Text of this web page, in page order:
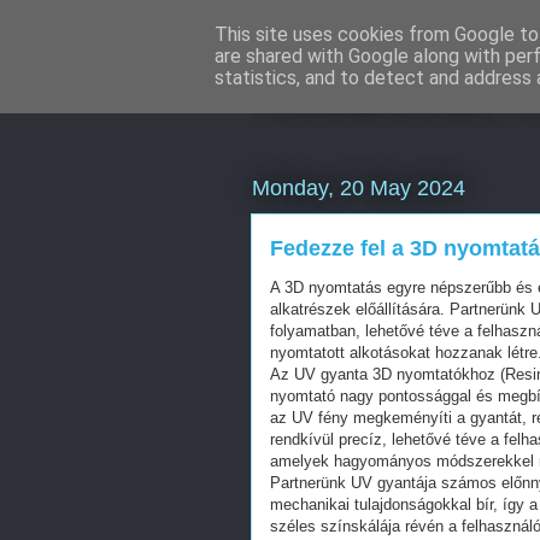
Webáruház
Monday, 20 May 2024
Fedezze fel a 3D
A 3D nyomtatás egyre népszerűbb
alkatrészek előállítására. Partnerünk
folyamatban, lehetővé téve a
nyomtatott alkotásokat hozzanak létre.
Az UV gyanta 3D nyomtatókhoz
nyomtató nagy pontossággal és
az UV fény megkeményíti a gyantát,
rendkívül precíz, lehetővé téve a
amelyek hagyományos
Partnerünk UV gyantája számos
mechanikai tulajdonságokkal bír, így
széles színskálája révén a
This site uses cookies from Google
are shared with Google along with
statistics, and to detect and address